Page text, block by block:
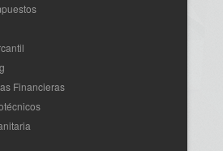
Financieras